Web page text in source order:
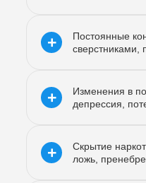
+
Постоянные
сверстниками,
+
Изменения в
депрессия,
+
Скрытие
ложь,